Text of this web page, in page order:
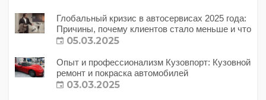
Глобальный кризис в автосервисах 2025 года:
Причины, почему клиентов стало меньше и что
с этим делать?
05.03.2025
Опыт и профессионализм Кузовпорт: Кузовной
ремонт и покраска автомобилей
03.03.2025